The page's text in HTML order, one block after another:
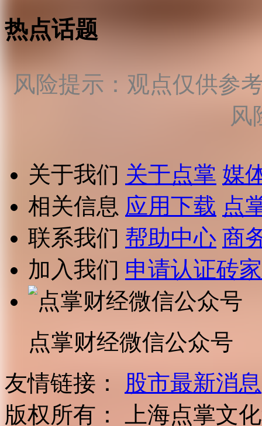
热点话题
风险提示：观点仅供参
风
关于我们 关于点掌 媒
相关信息 应用下载 点
联系我们 帮助中心 商
加入我们 申请认证砖家
点掌财经微信公众号
友情链接：
股市最新消息
版权所有：
上海点掌文